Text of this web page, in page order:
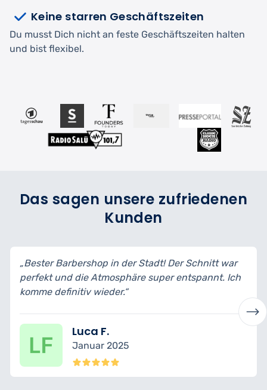
Keine starren Geschäftszeiten
Du musst Dich nicht an feste Geschäftszeiten halten
und bist flexibel.
Das sagen unsere zufriedenen
Kunden
war
Ich
„Professionell, stilvoll und sehr sauber
Bart und Haare sehen top aus – und der heiße
Handtuch-Service war das Highlight!“
Dezember 2024